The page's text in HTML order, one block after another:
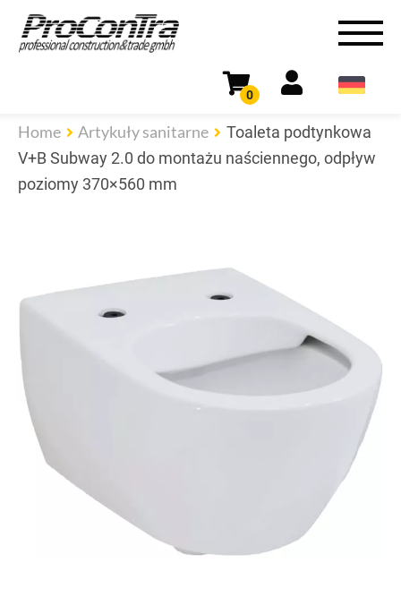
0
Home Artykuły sanitarne
Toaleta podtynkowa
V+B Subway 2.0 do montażu naściennego, odpływ
poziomy 370×560 mm